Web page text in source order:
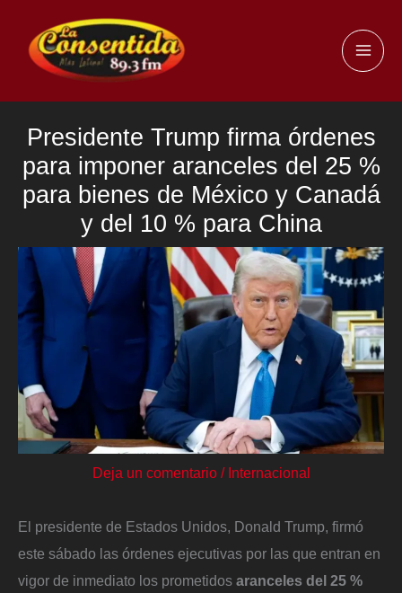
contenido
Presidente Trump firma órdenes
para imponer aranceles del 25 %
para bienes de México y Canadá
y del 10 % para China
Deja un comentario / Internacional
El presidente de Estados Unidos, Donald Trump, firmó
este sábado las órdenes ejecutivas por las que entran en
vigor de inmediato los prometidos aranceles del 25 %